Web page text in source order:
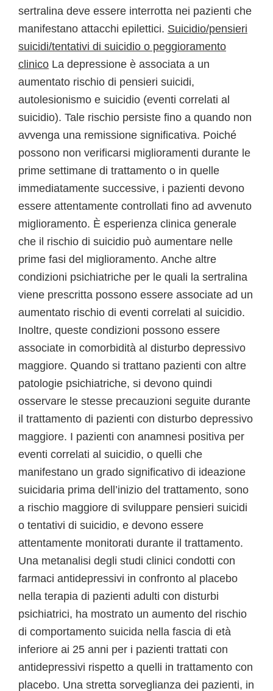
sertralina deve essere interrotta nei pazienti che
manifestano attacchi epilettici. Suicidio/pensieri
suicidi/tentativi di suicidio o peggioramento
clinico La depressione è associata a un
aumentato rischio di pensieri suicidi,
autolesionismo e suicidio (eventi correlati al
suicidio). Tale rischio persiste fino a quando non
avvenga una remissione significativa. Poiché
possono non verificarsi miglioramenti durante le
prime settimane di trattamento o in quelle
immediatamente successive, i pazienti devono
essere attentamente controllati fino ad avvenuto
miglioramento. È esperienza clinica generale
che il rischio di suicidio può aumentare nelle
prime fasi del miglioramento. Anche altre
condizioni psichiatriche per le quali la sertralina
viene prescritta possono essere associate ad un
aumentato rischio di eventi correlati al suicidio.
Inoltre, queste condizioni possono essere
associate in comorbidità al disturbo depressivo
maggiore. Quando si trattano pazienti con altre
patologie psichiatriche, si devono quindi
osservare le stesse precauzioni seguite durante
il trattamento di pazienti con disturbo depressivo
maggiore. I pazienti con anamnesi positiva per
eventi correlati al suicidio, o quelli che
manifestano un grado significativo di ideazione
suicidaria prima dell’inizio del trattamento, sono
a rischio maggiore di sviluppare pensieri suicidi
o tentativi di suicidio, e devono essere
attentamente monitorati durante il trattamento.
Una metanalisi degli studi clinici condotti con
farmaci antidepressivi in confronto al placebo
nella terapia di pazienti adulti con disturbi
psichiatrici, ha mostrato un aumento del rischio
di comportamento suicida nella fascia di età
inferiore ai 25 anni per i pazienti trattati con
antidepressivi rispetto a quelli in trattamento con
placebo. Una stretta sorveglianza dei pazienti, in